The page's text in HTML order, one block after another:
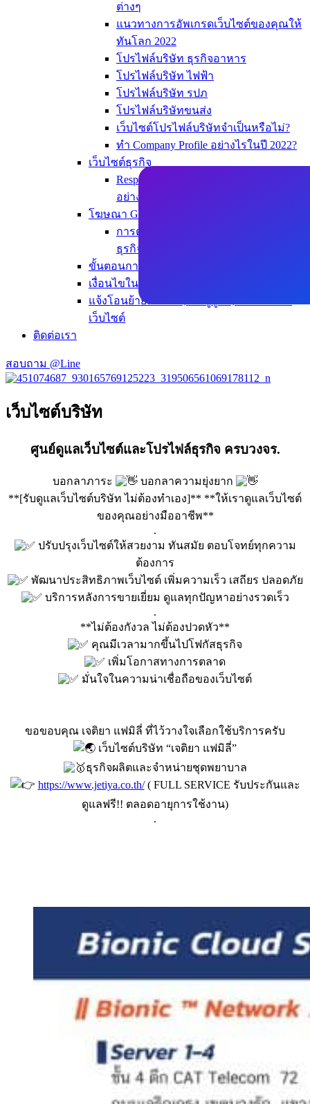
ต่างๆ
แนวทางการอัพเกรดเว็บไซต์ของคุณให้
ทันโลก 2022
โปรไฟล์บริษัท ธุรกิจอาหาร
โปรไฟล์บริษัท ไฟฟ้า
โปรไฟล์บริษัท รปภ
โปรไฟล์บริษัทขนส่ง
เว็บไซต์โปรไฟล์บริษัทจำเป็นหรือไม่?
ทำ Company Profile อย่างไรในปี 2022?
เว็บไซต์ธุรกิจ
Responsive Banner for Website ต้องทำ
อย่างไร?
โฆษณา Google Ads
การตั้งค่าชำระเงินและยืนยันตัวตน
ธุรกิจ google Ads
ขั้นตอนการทำงาน Work Process
เงื่อนไขในการบริการ
แจ้งโอนย้ายเว็บไซต์,เพิ่มผู้ดูแล,เพิ่มโฆษณา
เว็บไซต์
ติดต่อเรา
สอบถาม @Line
เว็บไซต์บริษัท
ศูนย์ดูแลเว็บไซต์และโปรไฟล์ธุรกิจ ครบวงจร.
บอกลาภาระ
บอกลาความยุ่งยาก
**[รับดูแลเว็บไซต์บริษัท ไม่ต้องทำเอง]** **ให้เราดูแลเว็บไซต์
ของคุณอย่างมืออาชีพ**
.
ปรับปรุงเว็บไซต์ให้สวยงาม ทันสมัย ตอบโจทย์ทุกความ
ต้องการ
พัฒนาประสิทธิภาพเว็บไซต์ เพิ่มความเร็ว เสถียร ปลอดภัย
บริการหลังการขายเยี่ยม ดูแลทุกปัญหาอย่างรวดเร็ว
.
**ไม่ต้องกังวล ไม่ต้องปวดหัว**
คุณมีเวลามากขึ้นไปโฟกัสธุรกิจ
เพิ่มโอกาสทางการตลาด
มั่นใจในความน่าเชื่อถือของเว็บไซต์
ขอขอบคุณ เจติยา แฟมิลี่ ที่ไว้วางใจเลือกใช้บริการครับ
เว็บไซต์บริษัท “เจติยา แฟมิลี่”
ธุรกิจผลิตและจำหน่ายชุดพยาบาล
https://www.jetiya.co.th/( FULL SERVICE รับประกันและ
ดูแลฟรี!! ตลอดอายุการใช้งาน)
.